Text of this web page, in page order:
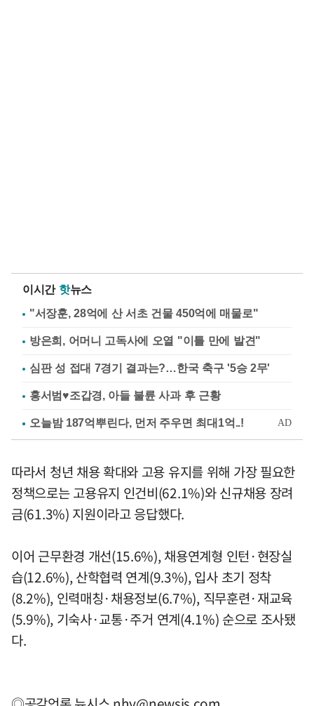
이시간 핫뉴스
"서장훈, 28억에 산 서초 건물 450억에 매물로"
방은희, 어머니 고독사에 오열 "이틀 만에 발견"
심판 성 접대 7경기 결과는?…한국 축구 '5승 2무'
홍서범♥조갑경, 아들 불륜 사과 후 근황
따라서 청년 채용 확대와 고용 유지를 위해 가장 필요한
정책으로는 고용유지 인건비(62.1%)와 신규채용 장려
금(61.3%) 지원이라고 응답했다.
이어 근무환경 개선(15.6%), 채용연계형 인턴·현장실
습(12.6%), 산학협력 연계(9.3%), 입사 초기 정착
(8.2%), 인력매칭·채용정보(6.7%), 직무훈련·재교육
(5.9%), 기숙사·교통·주거 연계(4.1%) 순으로 조사됐
다.